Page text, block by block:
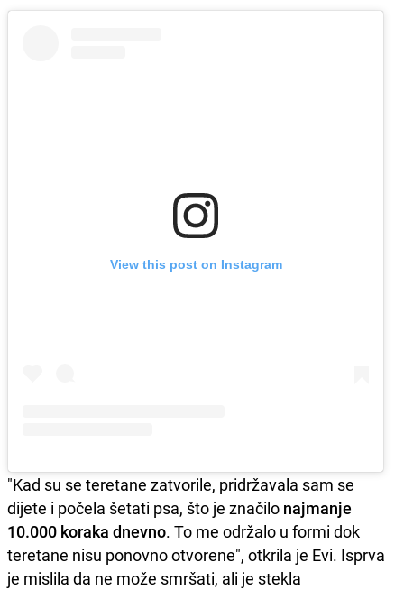
View this post on Instagram
"Kad su se teretane zatvorile, pridržavala sam se
dijete i počela šetati psa, što je značilo najmanje
10.000 koraka dnevno. To me održalo u formi dok
teretane nisu ponovno otvorene", otkrila je Evi. Isprva
je mislila da ne može smršati, ali je stekla